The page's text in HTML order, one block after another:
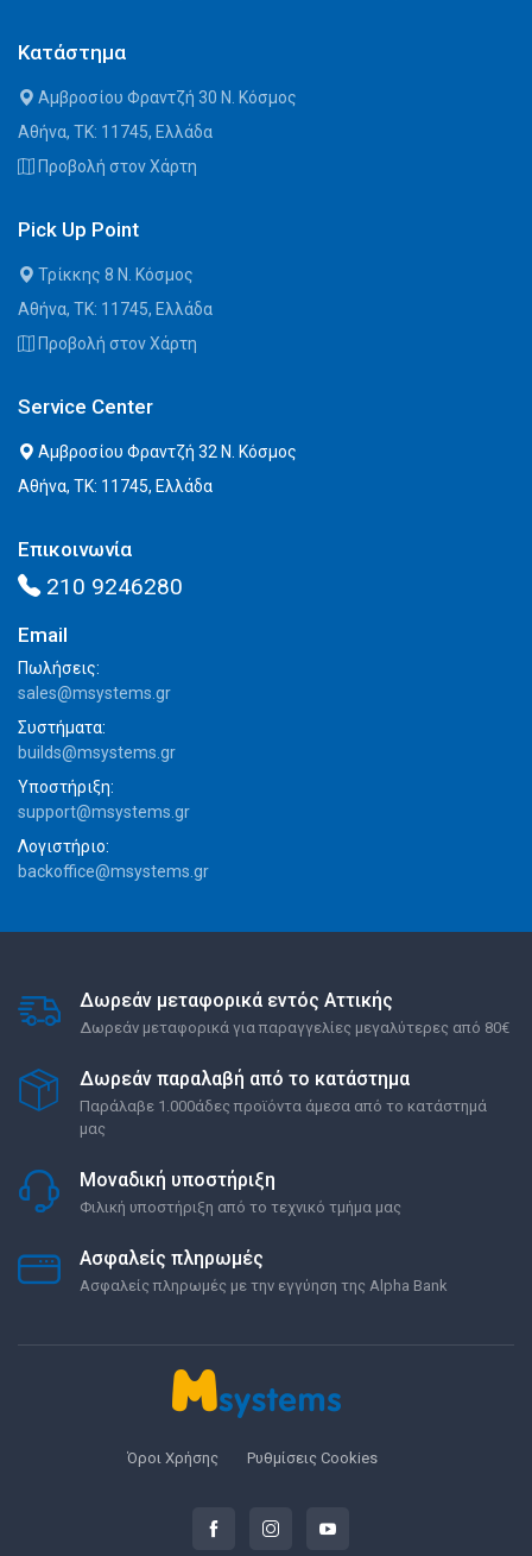
Κατάστημα
Αμβροσίου Φραντζή 30 Ν. Κόσμος
Αθήνα, ΤΚ: 11745, Ελλάδα
Προβολή στον Χάρτη
Pick Up Point
Τρίκκης 8 Ν. Κόσμος
Αθήνα, ΤΚ: 11745, Ελλάδα
Προβολή στον Χάρτη
Service Center
Αμβροσίου Φραντζή 32 Ν. Κόσμος
Αθήνα, ΤΚ: 11745, Ελλάδα
Επικοινωνία
210 9246280
Email
Πωλήσεις:
sales@msystems.gr
Συστήματα:
builds@msystems.gr
Υποστήριξη:
support@msystems.gr
Λογιστήριο:
backoffice@msystems.gr
Δωρεάν μεταφορικά εντός Αττικής
Δωρεάν μεταφορικά για παραγγελίες μεγαλύτερες από 80€
Δωρεάν παραλαβή από το κατάστημα
Παράλαβε 1.000άδες προϊόντα άμεσα από το κατάστημά
μας
Μοναδική υποστήριξη
Φιλική υποστήριξη από το τεχνικό τμήμα μας
Ασφαλείς πληρωμές
Ασφαλείς πληρωμές με την εγγύηση της Alpha Bank
Όροι Χρήσης Ρυθμίσεις Cookies